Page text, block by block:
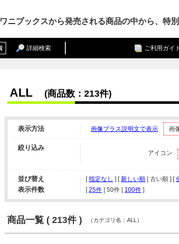
ワニブックスから発売される商品の中から、特
詳細検索 ご利用ガイ
ALL (商品数：213件)
表示方法 画像プラス説明文で表示 画
絞り込み
アイコン
並び替え [指定なし ] [新しい順 | 古い順 ] [
表示件数 [ 25件 50件 100件 ]
商品一覧 ( 213件 ) （カテゴリ名：ALL）